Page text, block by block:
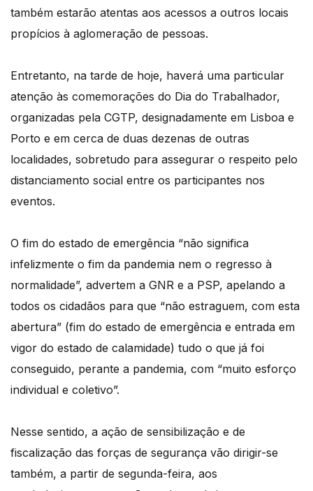
também estarão atentas aos acessos a outros locais
propícios à aglomeração de pessoas.
Entretanto, na tarde de hoje, haverá uma particular
atenção às comemorações do Dia do Trabalhador,
organizadas pela CGTP, designadamente em Lisboa e
Porto e em cerca de duas dezenas de outras
localidades, sobretudo para assegurar o respeito pelo
distanciamento social entre os participantes nos
eventos.
O fim do estado de emergência “não significa
infelizmente o fim da pandemia nem o regresso à
normalidade”, advertem a GNR e a PSP, apelando a
todos os cidadãos para que “não estraguem, com esta
abertura” (fim do estado de emergência e entrada em
vigor do estado de calamidade) tudo o que já foi
conseguido, perante a pandemia, com “muito esforço
individual e coletivo”.
Nesse sentido, a ação de sensibilização e de
fiscalização das forças de segurança vão dirigir-se
também, a partir de segunda-feira, aos